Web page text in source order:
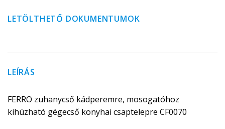
LETÖLTHETŐ DOKUMENTUMOK
LEÍRÁS
FERRO zuhanycső kádperemre, mosogatóhoz
kihúzható gégecső konyhai csaptelepre CF0070